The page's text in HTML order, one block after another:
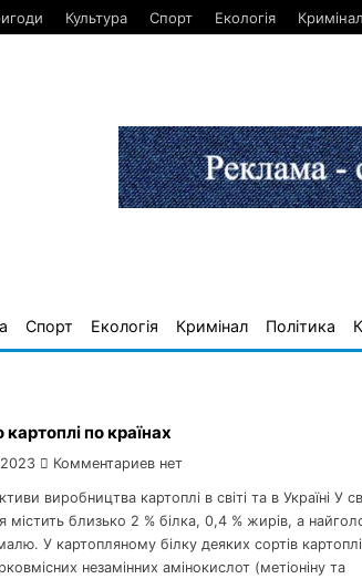
Культура Спорт Екологія Кримінал
Спорт Екологія Кримінал Політика
по країнах
Комментариев нет
виробництва картоплі в світі та в Україні У
містить близько 2 % білкa, 0,4 % жирів, a
У кaртопляному білку деяких сортів картоплі
незaмінних aмінокислот (метіоніну тa